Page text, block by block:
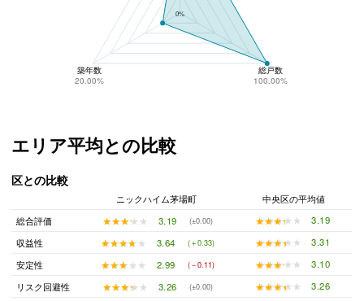
0%
築年数
20.00%
総戸数
100.00%
エリア平均との比較
区との比較
ニックハイム茅場町
中央区の平均値
総合評価
★★★★★
★★★★★ 3.19 (±0.00) ★★★★★
★★★★★
3.19
収益性
★★★★★
★★★★★ 3.64 (＋0.33) ★★★★★
★★★★★
3.31
安定性
★★★★★
★★★★★ 2.99 (－0.11) ★★★★★
★★★★★
3.10
リスク回避性
★★★★★
★★★★★ 3.26 (±0.00) ★★★★★
★★★★★ 3.26